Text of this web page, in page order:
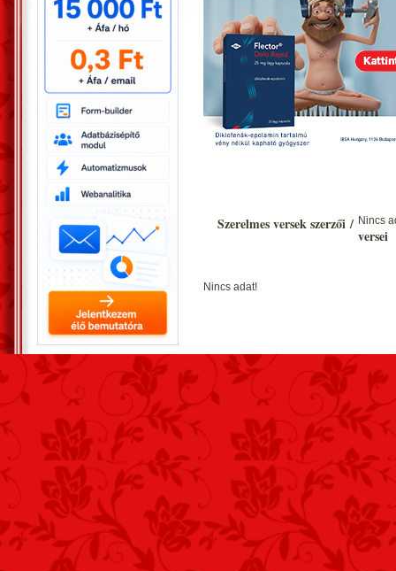
Szerelmes versek szerzői / Nincs
versei
Nincs adat!